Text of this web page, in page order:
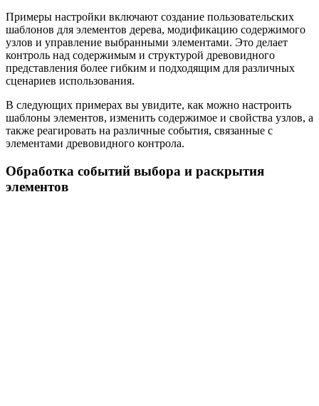
Примеры настройки включают создание пользовательских
шаблонов для элементов дерева, модификацию содержимого
узлов и управление выбранными элементами. Это делает
контроль над содержимым и структурой древовидного
представления более гибким и подходящим для различных
сценариев использования.
В следующих примерах вы увидите, как можно настроить
шаблоны элементов, изменить содержимое и свойства узлов, а
также реагировать на различные события, связанные с
элементами древовидного контрола.
Обработка событий выбора и раскрытия
элементов